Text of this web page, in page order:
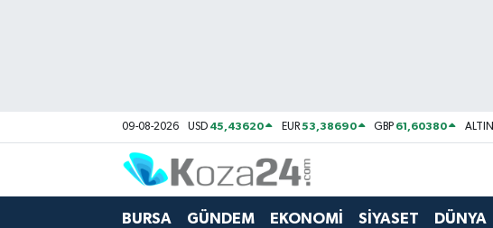
09-08-2026 USD 45,43620 EUR53,38690 GBP 61,60380 ALTIN
BURSA GÜNDEM EKONOMİ SİYASET DÜNYA
Bursa Namaz Vakitleri
Bursa Trafik Yoğunluk Haritası